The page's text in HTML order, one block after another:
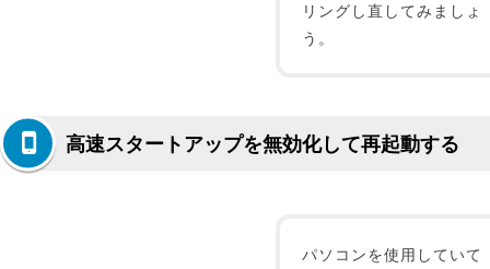
リングし直してみましょ
う。
高速スタートアップを無効化して再起動する
パソコンを使用していて